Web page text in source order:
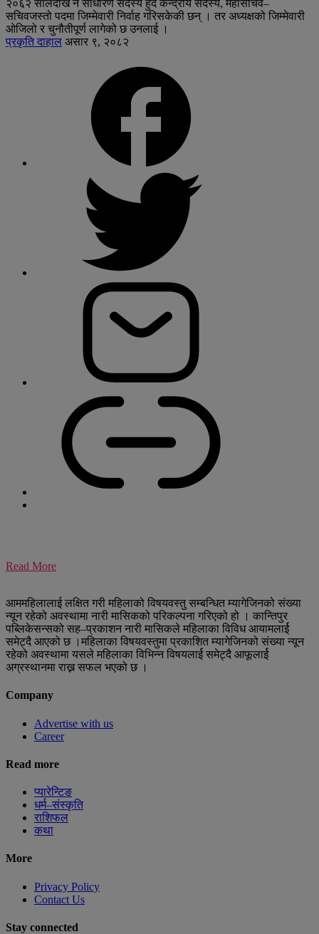
२०६२ सालदेखि नै साधारण सदस्य हुँदै केन्द्रीय सदस्य, महासचिव–
सचिवजस्तो पदमा जिम्मेवारी निर्वाह गरिसकेकी छन् । तर अध्यक्षको जिम्मेवारी
ओजिलो र चुनौतीपूर्ण लागेको छ उनलाई ।
प्रकृति दाहाल असार ९, २०८२
Read More
आममहिलालाई लक्षित गरी महिलाको विषयवस्तु सम्बन्धित म्यागेजिनको संख्या
न्यून रहेको अवस्थामा नारी मासिकको परिकल्पना गरिएको हो । कान्तिपुर
पब्लिकेसन्सको सह–प्रकाशन नारी मासिकले महिलाका विविध आयामलार्ई
समेट्दै आएको छ ।महिलाका विषयवस्तुमा प्रकाशित म्यागेजिनको संख्या न्यून
रहेको अवस्थामा यसले महिलाका विभिन्न विषयलार्ई समेट्दै आफूलार्ई
अग्रस्थानमा राख्न सफल भएको छ ।
Company
Advertise with us
Career
Read more
प्यारेन्टिङ
धर्म–संस्कृति
राशिफल
कथा
More
Privacy Policy
Contact Us
Stay connected